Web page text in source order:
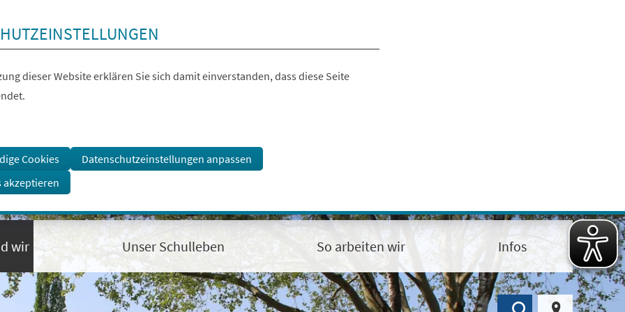
dieser Website erklären Sie sich damit einverstanden, dass diese Seite
Cookies
Datenschutzeinstellungen anpassen
akzeptieren
wir Unser Schulleben So arbeiten wir Infos